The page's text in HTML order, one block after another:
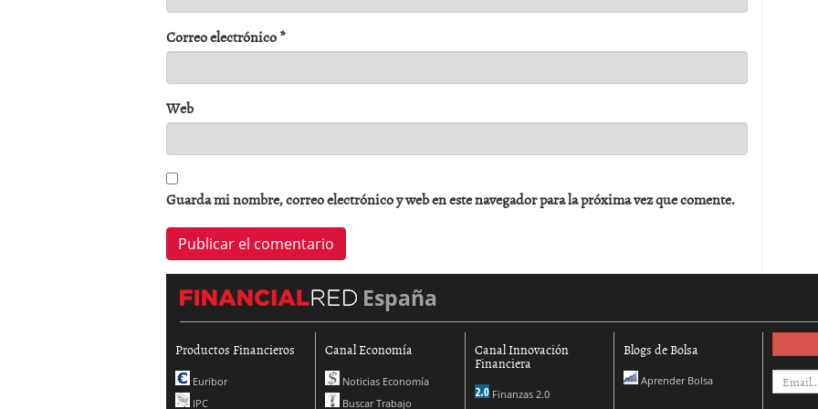
Correo electrónico*
Web
Guarda mi nombre, correo electrónico y web en este navegador para la próxima vez que comente.
España
Productos Financieros
Euribor
IPC
Canal Economía
Noticias Economía
Buscar Trabajo
Canal Innovación
Financiera
Finanzas 2.0
Blogs de Bolsa
Aprender Bolsa